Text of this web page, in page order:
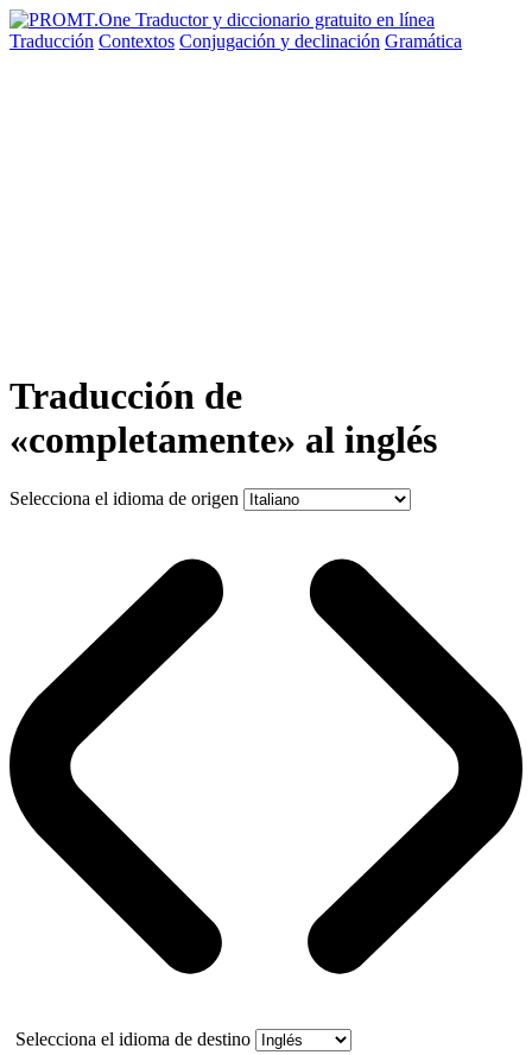
Traducción Contextos Conjugación y declinación Gramática
Traducción de
«completamente» al inglés
Selecciona el idioma de origen
Selecciona el idioma de destino